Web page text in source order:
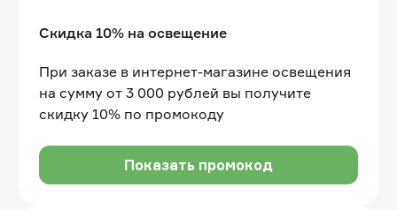
Скидка 10% на освещение
При заказе в интернет-магазине освещения
на сумму от 3 000 рублей вы получите
скидку 10% по промокоду
Показать промокод